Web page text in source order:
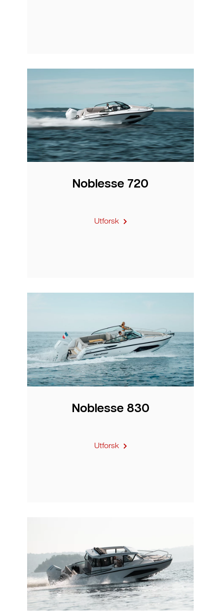
Noblesse 720
Utforsk
Noblesse 830
Utforsk